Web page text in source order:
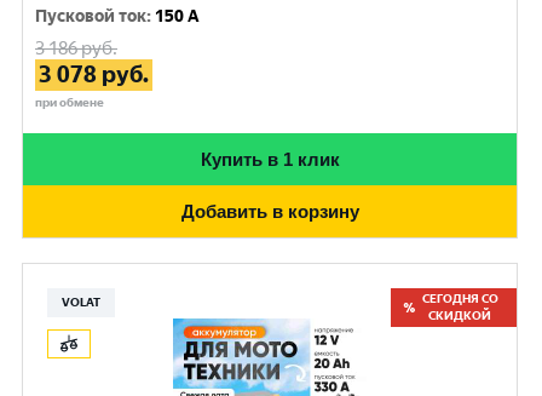
Пусковой ток: 150 A
3 186руб.
3 078 руб.
при обмене
Купить в 1 клик
Добавить в корзину
VOLAT
СЕГОДНЯ СО
СКИДКОЙ